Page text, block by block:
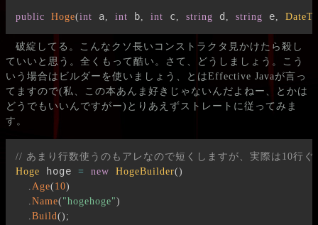
public Hoge(int a, int b, int c, string d , string e,
破綻してる。こんなクソ長いコンストラクタ見かけたら殺し
ていいと思う。全くもって酷い。さて、どうしましょう。こう
いう場合はビルダーを使いましょう、とはEffective Javaが言っ
てますので(私、この本あんま好きじゃないんだよねー、とかは
どうでもいいんですがー)とりあえずストレートに従ってみま
す。
// あまり行数使うのもアレなので短くしますが、実際は10行
Hoge hoge = new HogeBuilder()
.Age( 10)
.Name( "hogehoge")
.Build() ;